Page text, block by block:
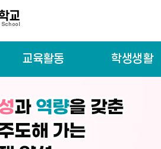
교육활동 학생생활